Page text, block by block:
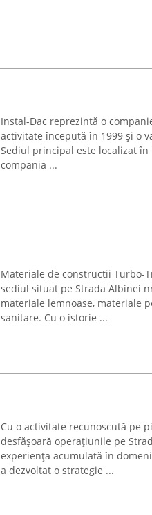
Instal-Dac reprezintă o
activitate începută în 1999 și o
Sediul principal este localizat în
compania ...
Materiale de constructii Turbo-
sediul situat pe Strada Albinei
materiale lemnoase, materiale
sanitare. Cu o istorie ...
Cu o activitate recunoscută pe
desfășoară operațiunile pe
experiența acumulată în
a dezvoltat o strategie ...